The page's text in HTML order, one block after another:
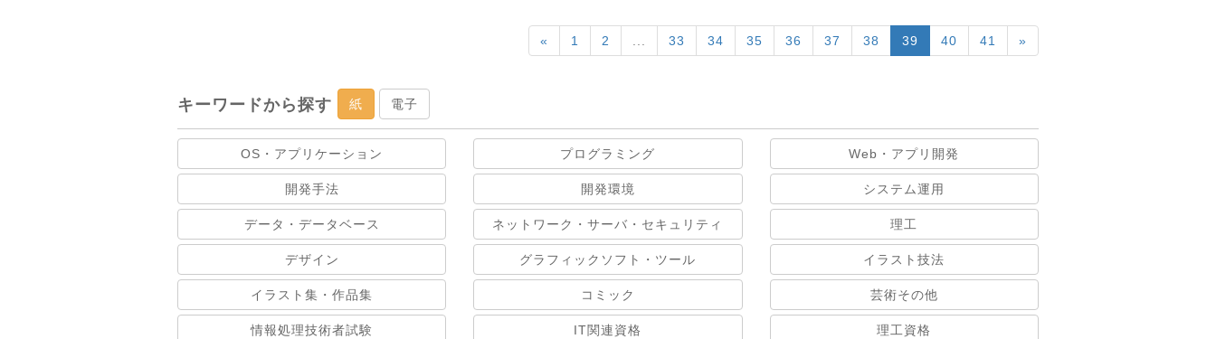
« 1 2 33 34 35 36 37 38 39 40 41 »
キーワードから探す 紙 電子
OS・アプリケーション プログラミング Web・アプリ開発
開発手法 開発環境 システム運用
データ・データベース ネットワーク・サーバ・セキュリティ 理工
デザイン グラフィックソフト・ツール イラスト技法
イラスト集・作品集 コミック 芸術その他
情報処理技術者試験 IT関連資格 理工資格